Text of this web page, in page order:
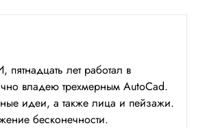
лет работал в
владею трехмерным AutoCad.
идеи, а также лица и пейзажи.
бесконечности.